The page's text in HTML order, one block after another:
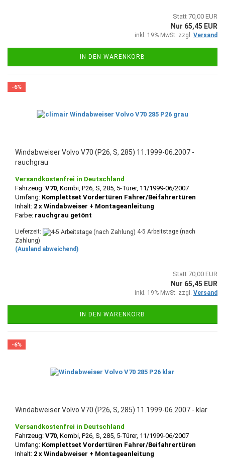
Statt 70,00 EUR
Nur 65,45 EUR
inkl. 19% MwSt. zzgl. Versand
IN DEN WARENKORB
-6%
Windabweiser Volvo V70 (P26, S, 285) 11.1999-06.2007 -
rauchgrau
Versandkostenfrei in Deutschland
Fahrzeug: V70, Kombi, P26, S, 285, 5-Türer, 11/1999-06/2007
Umfang: Komplettset Vordertüren Fahrer/Beifahrertüren
Inhalt: 2 x Windabweiser + Montageanleitung
Farbe: rauchgrau getönt
Lieferzeit:
4-5 Arbeitstage (nach
Zahlung)
(Ausland abweichend)
Statt 70,00 EUR
Nur 65,45 EUR
inkl. 19% MwSt. zzgl. Versand
IN DEN WARENKORB
-6%
Windabweiser Volvo V70 (P26, S, 285) 11.1999-06.2007 - klar
Versandkostenfrei in Deutschland
Fahrzeug: V70 , Kombi, P26, S, 285, 5-Türer, 11/1999-06/2007
Umfang: Komplettset Vordertüren Fahrer/Beifahrertüren
Inhalt: 2 x Windabweiser + Montageanleitung